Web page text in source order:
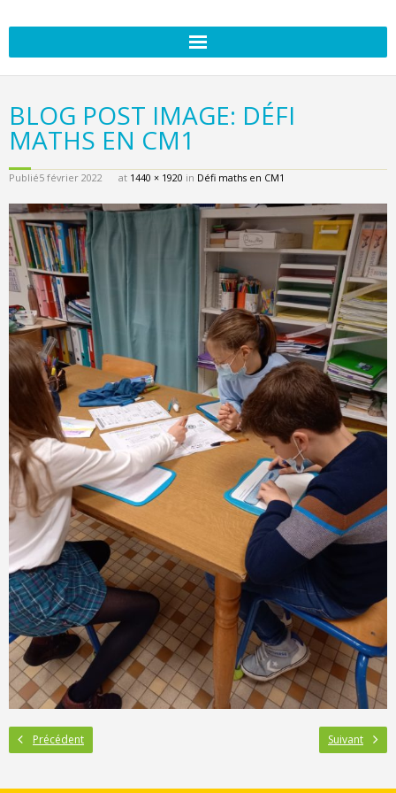
BLOG POST IMAGE: DÉFI
MATHS EN CM1
Publié5 février 2022 at 1440 × 1920 in Défi maths en CM1
Précédent Suivant